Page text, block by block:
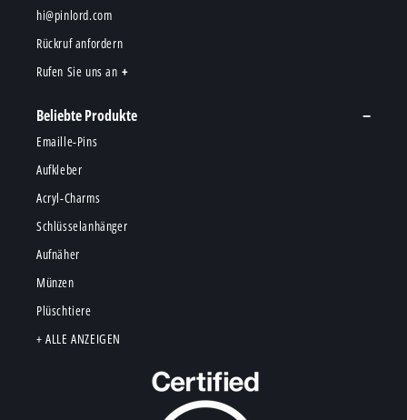
hi@pinlord.com
Rückruf anfordern
Rufen Sie uns an
Beliebte Produkte
Emaille-Pins
Aufkleber
Acryl-Charms
Schlüsselanhänger
Aufnäher
Münzen
Plüschtiere
+ ALLE ANZEIGEN